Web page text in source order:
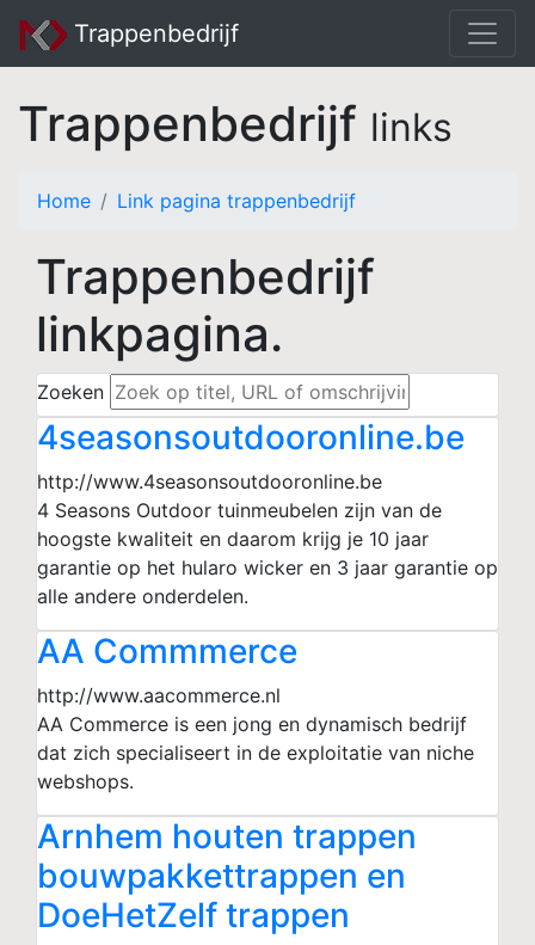
Trappenbedrijf
Trappenbedrijf links
Home Link pagina trappenbedrijf
Trappenbedrijf
linkpagina.
Zoeken
4seasonsoutdooronline.be
http://www.4seasonsoutdooronline.be
4 Seasons Outdoor tuinmeubelen zijn van de
hoogste kwaliteit en daarom krijg je 10 jaar
garantie op het hularo wicker en 3 jaar garantie op
alle andere onderdelen.
AA Commmerce
http://www.aacommerce.nl
AA Commerce is een jong en dynamisch bedrijf
dat zich specialiseert in de exploitatie van niche
webshops.
Arnhem houten trappen
bouwpakkettrappen en
DoeHetZelf trappen